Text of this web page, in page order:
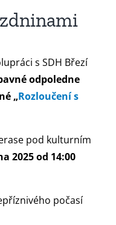
s SDH Březí
odpoledne
„Rozloučení s
pod kulturním
2025 od 14:00
počasí